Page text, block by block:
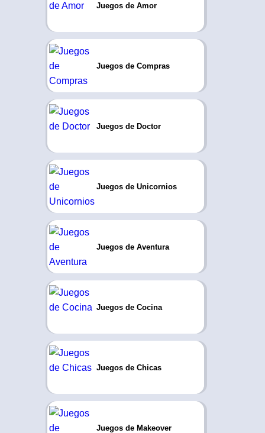
Juegos de Amor
Juegos de Compras
Juegos de Doctor
Juegos de Unicornios
Juegos de Aventura
Juegos de Cocina
Juegos de Chicas
Juegos de Makeover